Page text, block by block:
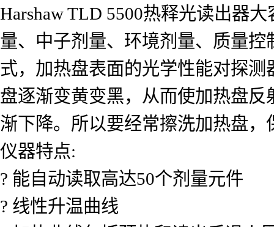
Harshaw TLD 5500热释光读出器
量、中子剂量、环境剂量、质量
式，加热盘表面的光学性能对探
盘逐渐变黄变黑，从而使加热盘
渐下降。所以要经常擦洗加热盘
仪器特点:
? 能自动读取高达50个剂量元件
? 线性升温曲线